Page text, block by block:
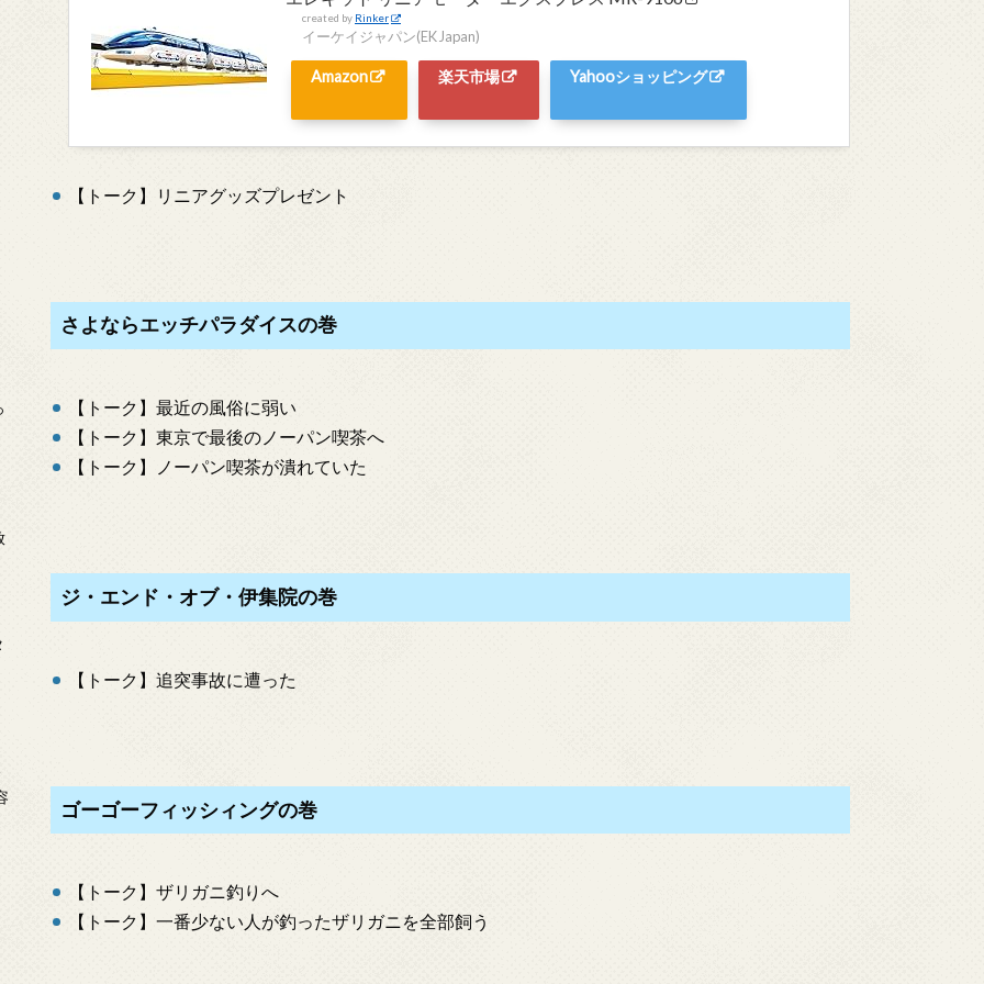
created by Rinker
イーケイジャパン(EK Japan)
Amazon 楽天市場 Yahooショッピング
【トーク】リニアグッズプレゼント
さよならエッチパラダイスの巻
【トーク】最近の風俗に弱い
【トーク】東京で最後のノーパン喫茶へ
【トーク】ノーパン喫茶が潰れていた
ジ・エンド・オブ・伊集院の巻
【トーク】追突事故に遭った
ゴーゴーフィッシィングの巻
【トーク】ザリガニ釣りへ
【トーク】一番少ない人が釣ったザリガニを全部飼う